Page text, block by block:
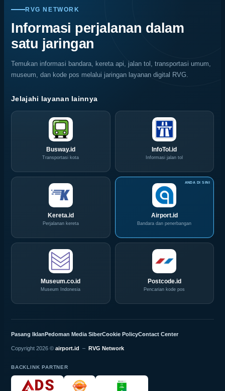
Nasional,
Indonesia
Coffee
Expo
(ICX)
2026
Siap
Hadir
di
City
Surabaya
Akhir
Migas
Jemput
Bola,
Pelaku
Usaha
Serbu
Layanan
CIVD
dan
e-
Commerce
di
IPA
Convex
2026
RVG NETWORK
Informasi perjalanan dalam
satu jaringan
Temukan informasi bandara, kereta api, jalan tol, transportasi umum,
museum, dan kode pos melalui jaringan layanan digital RVG.
Jelajahi layanan lainnya
Busway.id
Transportasi kota
InfoTol.id
Informasi jalan tol
Kereta.id
Perjalanan kereta
Airport.id
Bandara dan penerbangan
Museum.co.id
Museum Indonesia
Postcode.id
Pencarian kode pos
Pasang IklanPedoman Media SiberCookie PolicyContact Center
Copyright 2026 © airport.id – RVG Network
BACKLINK PARTNER